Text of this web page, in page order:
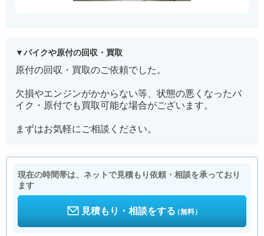
バイクや原付の回収・買取
原付の回収・買取のご依頼でした。
欠損やエンジンがかからない等、状態の悪くなったバ
イク・原付でも買取可能な場合がございます。
まずはお気軽にご相談ください。
現在の時間帯は、ネットで見積もり依頼・相談を承っており
ます
見積もり・相談をする（無料）